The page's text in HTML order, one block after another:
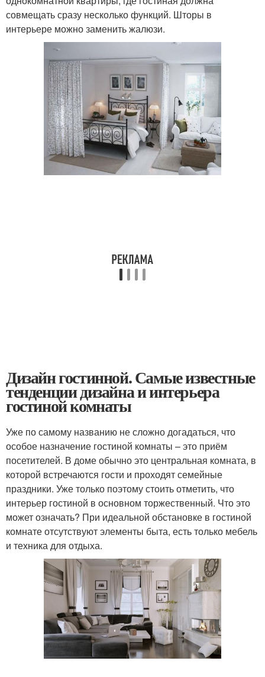
совмещать сразу несколько функций. Шторы в
интерьере можно заменить жалюзи.
Дизайн гостинной. Самые известные
тенденции дизайна и интерьера
гостиной комнаты
Уже по самому названию не сложно догадаться, что
особое назначение гостиной комнаты – это приём
посетителей. В доме обычно это центральная комната, в
которой встречаются гости и проходят семейные
праздники. Уже только поэтому стоить отметить, что
интерьер гостиной в основном торжественный. Что это
может означать? При идеальной обстановке в гостиной
комнате отсутствуют элементы быта, есть только мебель
и техника для отдыха.